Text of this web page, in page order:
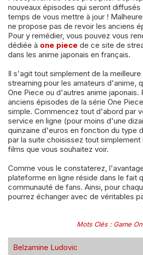
nouveaux épisodes qui seront diffusés
temps de vous mettre à jour !
ne propose pas de revoir les anciens
Pour y remédier, vous pouvez vous
dédiée à one piece de ce site de
dans les anime japonais en français.
Il s'agit tout simplement de la
streaming pour les amateurs d'anime,
One Piece ou d'autres anime japonais.
anciens épisodes de la série One
simple. Commencez tout d'abord par
service en ligne (pour moins d'une
quinzaine d'euros en fonction du type
par la suite choisissez tout simplement
films que vous souhaitez voir.
Comme vous le constaterez,
plateforme en ligne réside dans le fait
communauté de fans. Ainsi, pour
pourrez échanger avec de véritables
Mots Clés: Game
Belzamine Ludovic